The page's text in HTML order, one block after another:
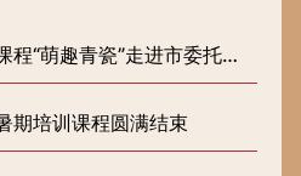
萌趣青瓷”走进市委托管课堂
期培训课程圆满结束